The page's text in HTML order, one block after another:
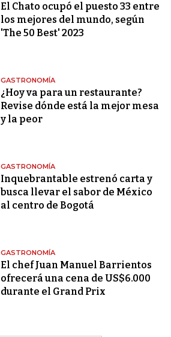
El Chato ocupó el puesto 33 entre
los mejores del mundo, según
'The 50 Best' 2023
GASTRONOMÍA
¿Hoy va para un restaurante?
Revise dónde está la mejor mesa
y la peor
GASTRONOMÍA
Inquebrantable estrenó carta y
busca llevar el sabor de México
al centro de Bogotá
GASTRONOMÍA
El chef Juan Manuel Barrientos
ofrecerá una cena de US$6.000
durante el Grand Prix